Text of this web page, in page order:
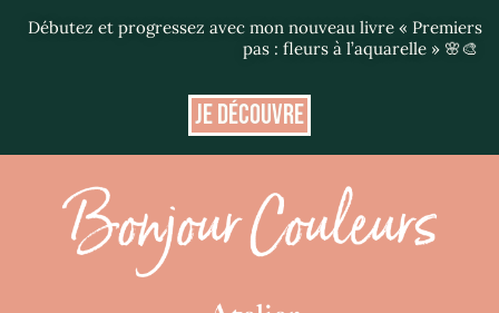
Débutez et progressez avec mon nouveau livre « Premiers
pas : fleurs à l’aquarelle » 🌸🎨
JE DÉCOUVRE